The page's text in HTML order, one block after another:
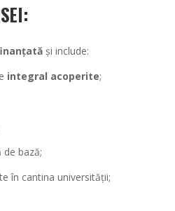
și include:
integral acoperite;
bază;
în cantina universității;